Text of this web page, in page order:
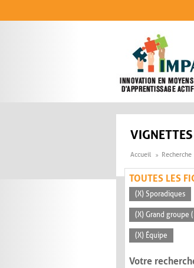
Accueil Recherche
TOUTES LES
(X) Sporadiques
(X) Grand groupe
(X) Équipe
Votre